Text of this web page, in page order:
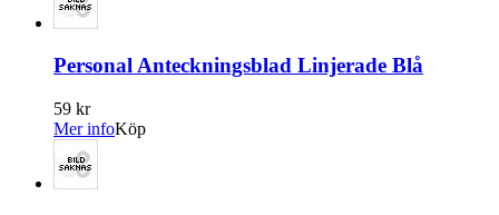
Personal Anteckningsblad Linjerade Blå
59 kr
Mer infoKöp